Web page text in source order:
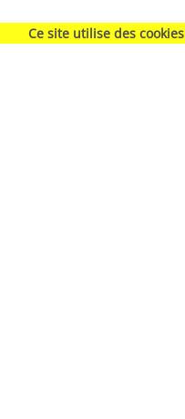
Ce site utilise des cookies